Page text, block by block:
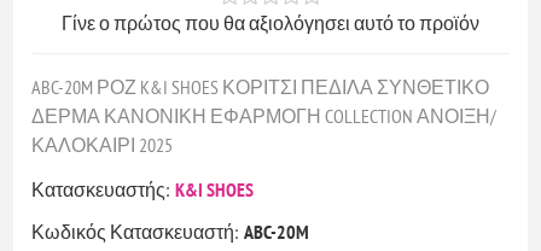
Γίνε ο πρώτος που θα αξιολόγησει αυτό το προϊόν
ABC-20M ΡΟΖ K&I SHOES ΚΟΡΙΤΣΙ ΠΕΔΙΛΑ ΣΥΝΘΕΤΙΚΟ
ΔΕΡΜΑ ΚΑΝΟΝΙΚΗ ΕΦΑΡΜΟΓΗ COLLECTION ΑΝΟΙΞΗ/
ΚΑΛΟΚΑΙΡΙ 2025
Κατασκευαστής: K&I SHOES
Κωδικός Κατασκευαστή: ABC-20M